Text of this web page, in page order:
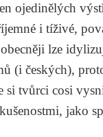
ojedinělých
i tíživé,
lze
(i českých),
si tvůrci cosi
jako